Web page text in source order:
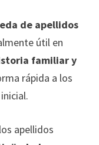
de apellidos
útil en
familiar y
rápida a los
apellidos